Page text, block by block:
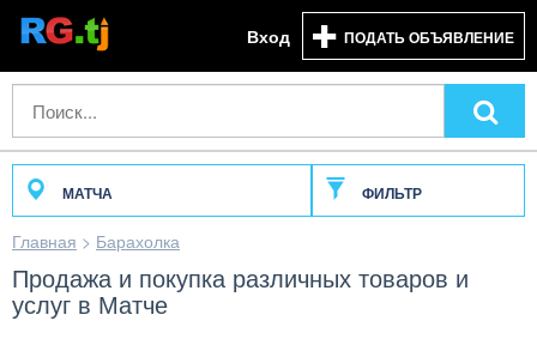
Вход ПОДАТЬ ОБЪЯВЛЕНИЕ
МАТЧА ФИЛЬТР
Главная > Барахолка
Продажа и покупка различных товаров и
услуг в Матче